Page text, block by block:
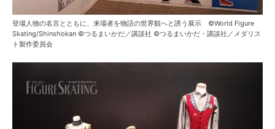
登場人物の名言とともに、来場者を物語の世界観へと誘う展示 ©World Figure
Skating/Shinshokan ©つるまいかだ／講談社 ©つるまいかだ・講談社／メダリス
ト製作委員会